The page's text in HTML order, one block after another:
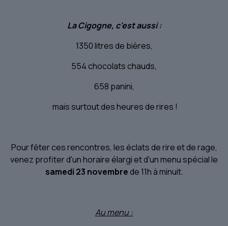
La Cigogne, c'est aussi :
1350 litres de bières,
554 chocolats chauds,
658 panini,
mais surtout des heures de rires !
Pour fêter ces rencontres, les éclats de rire et de rage,
venez profiter d'un horaire élargi et d'un menu spécial le
samedi 23 novembrede 11h à minuit.
Au menu :